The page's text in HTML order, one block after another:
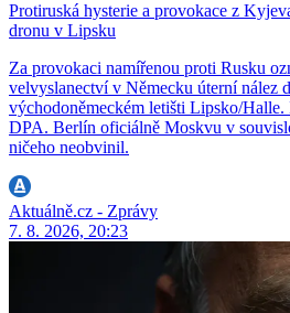
Protiruská hysterie a provokace z
dronu v Lipsku
Za provokaci namířenou proti Rusku
velvyslanectví v Německu úterní nález
východoněmeckém letišti Lipsko/Halle.
DPA. Berlín oficiálně Moskvu v
ničeho neobvinil.
Aktuálně.cz - Zprávy
7. 8. 2026, 20:23